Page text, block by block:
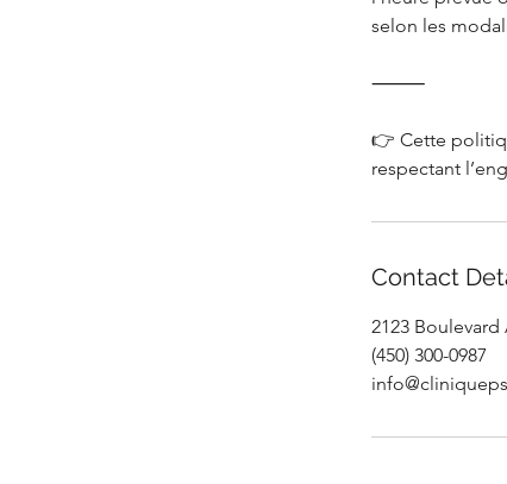
selon les
⸻
👉 Cette
Contact
2123
(450) 300-0987